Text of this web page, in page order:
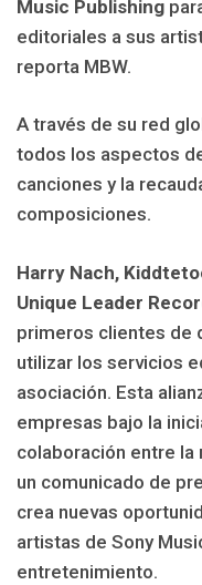
Music Publishing
editoriales a sus
reporta MBW.
A través de su red
todos los aspectos
canciones y la
composiciones.
Harry Nach,
Unique Leader
primeros clientes de
utilizar los servicios
asociación. Esta
empresas bajo la
colaboración entre la
un comunicado de
crea nuevas
artistas de Sony
entretenimiento.